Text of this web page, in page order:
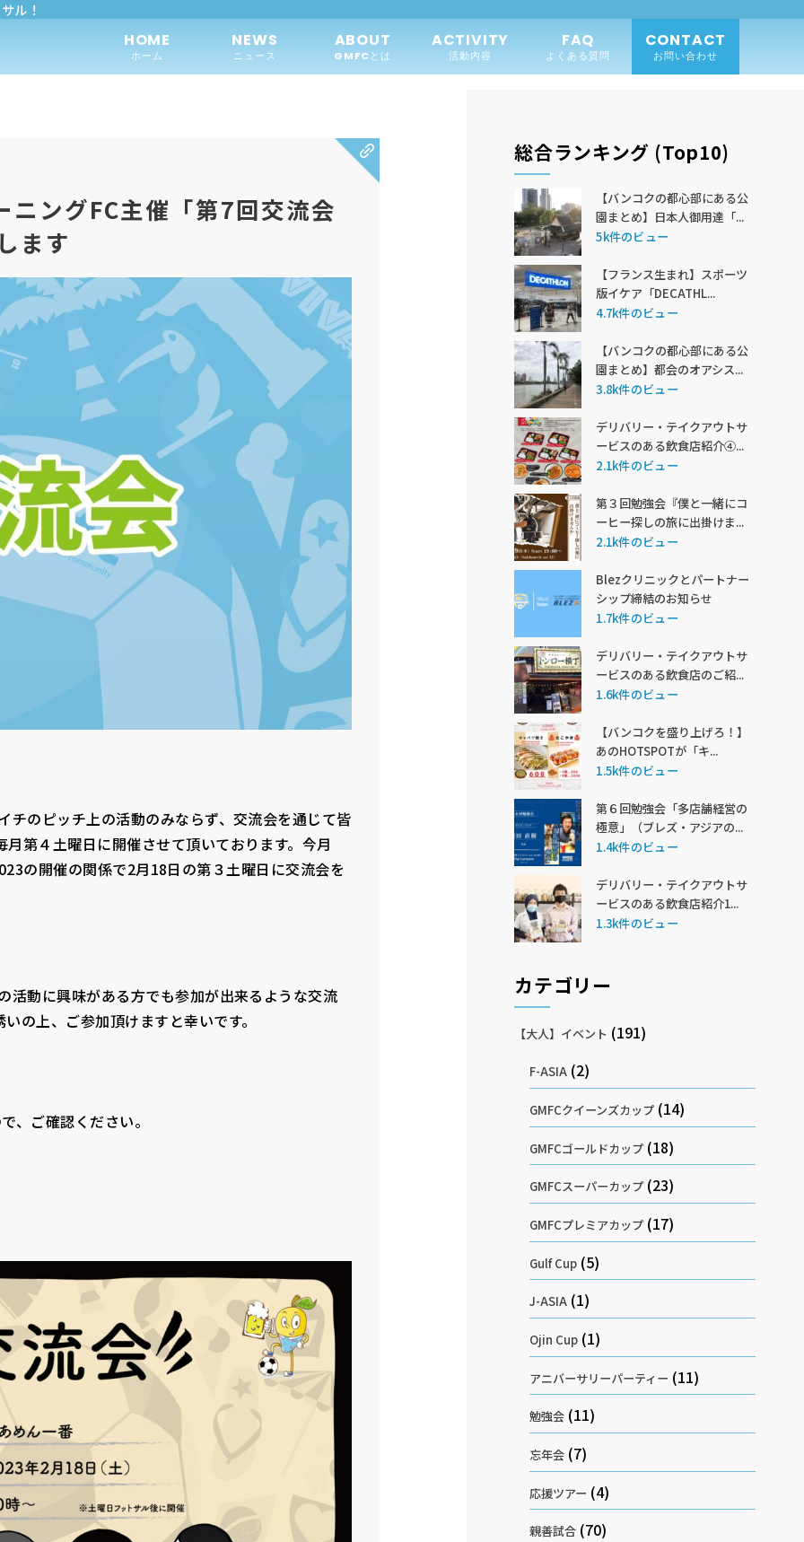
ル！
HOME
ホーム
NEWS
ニュース
ABOUT
GMFCとは
ACTIVITY
活動内容
FAQ
よくある質問
CONTACT
お問い合わせ
ングFC主催「第7回交流会
ます
チのピッチ上の活動のみならず、交流会を通じて皆
第４土曜日に開催させて頂いております。今月
の開催の関係で2月18日の第３土曜日に交流会を
活動に興味がある方でも参加が出来るような交流
の上、ご参加頂けますと幸いです。
、ご確認ください。
総合ランキング (Top10)
【バンコクの都心部にある公
園まとめ】日本人御用達「...
5k件のビュー
【フランス生まれ】スポーツ
版イケア「DECATHL...
4.7k件のビュー
【バンコクの都心部にある公
園まとめ】都会のオアシス...
3.8k件のビュー
デリバリー・テイクアウトサ
ービスのある飲食店紹介④...
2.1k件のビュー
第３回勉強会『僕と一緒にコ
ーヒー探しの旅に出掛けま...
2.1k件のビュー
Blezクリニックとパートナー
シップ締結のお知らせ
1.7k件のビュー
デリバリー・テイクアウトサ
ービスのある飲食店のご紹...
1.6k件のビュー
【バンコクを盛り上げろ！】
あのHOTSPOTが「キ...
1.5k件のビュー
第６回勉強会「多店舗経営の
極意」（ブレズ・アジアの...
1.4k件のビュー
デリバリー・テイクアウトサ
ービスのある飲食店紹介1...
1.3k件のビュー
カテゴリー
【大人】イベント (191)
F-ASIA(2)
GMFCクイーンズカップ(14)
GMFCゴールドカップ(18)
GMFCスーパーカップ(23)
GMFCプレミアカップ(17)
Gulf Cup(5)
J-ASIA(1)
Ojin Cup(1)
アニバーサリーパーティー (11)
勉強会(11)
忘年会(7)
応援ツアー (4)
親善試合(70)